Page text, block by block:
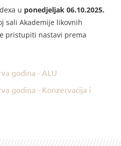
u ponedjeljak 06.10.2025.
sali Akademije likovnih
pristupiti nastavi prema
godina - ALU
godina - Konzervacija i